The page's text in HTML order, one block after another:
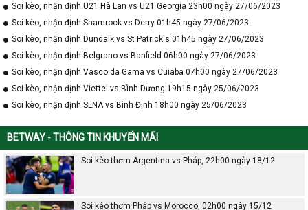
Soi kèo, nhận định U21 Hà Lan vs U21 Georgia 23h00 ngày 27/06/2023
Soi kèo, nhận định Shamrock vs Derry 01h45 ngày 27/06/2023
Soi kèo, nhận định Dundalk vs St Patrick's 01h45 ngày 27/06/2023
Soi kèo, nhận định Belgrano vs Banfield 06h00 ngày 27/06/2023
Soi kèo, nhận định Vasco da Gama vs Cuiaba 07h00 ngày 27/06/2023
Soi kèo, nhận định Viettel vs Bình Dương 19h15 ngày 25/06/2023
Soi kèo, nhận định SLNA vs Bình Định 18h00 ngày 25/06/2023
BETWAY - THÔNG TIN KHUYẾN MÃI
Soi kèo thơm Argentina vs Pháp, 22h00 ngày 18/12
Soi kèo thơm Pháp vs Morocco, 02h00 ngày 15/12